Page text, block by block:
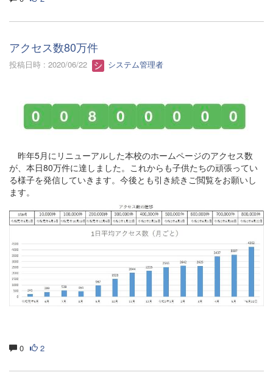
アクセス数80万件
投稿日時 : 2020/06/22 システム管理者
昨年5月にリニューアルした本校のホームページのアクセス数
が、本日80万件に達しました。これからも子供たちの頑張ってい
る様子を発信していきます。今後とも引き続きご閲覧をお願いし
ます。
0 2